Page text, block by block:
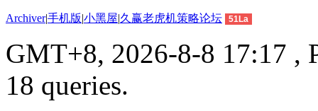
Archiver|手机版|小黑屋|久赢老虎机策略论坛 51La
GMT+8, 2026-8-8 17:17 ,
18 queries.